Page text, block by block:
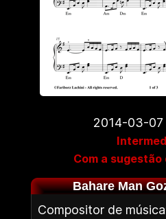
2014-03-07
Com a
Bahare Man
Compositor de